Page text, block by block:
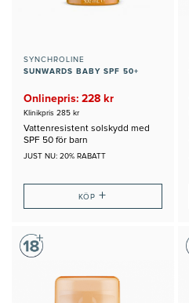
SYNCHROLINE
SUNWARDS BABY SPF 50+
Onlinepris: 228 kr
Klinikpris 285 kr
Vattenresistent solskydd med
SPF 50 för barn
JUST NU: 20% RABATT
KÖP+